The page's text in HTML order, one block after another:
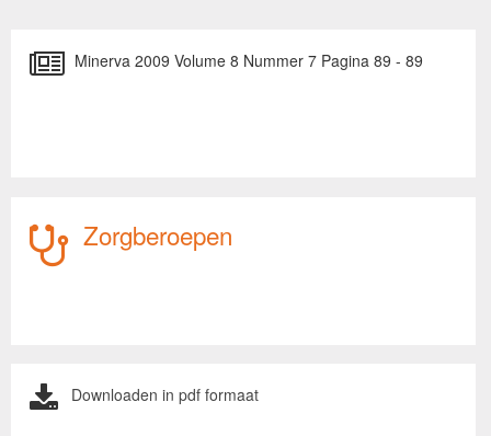
Minerva 2009 Volume 8 Nummer 7 Pagina 89 - 89
Zorgberoepen
Downloaden in pdf formaat